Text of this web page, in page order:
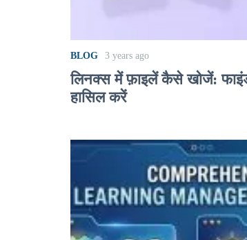
BLOG 3 years ago
लिनक्स में फ़ाइलें कैसे खोजें:
हासिल करें